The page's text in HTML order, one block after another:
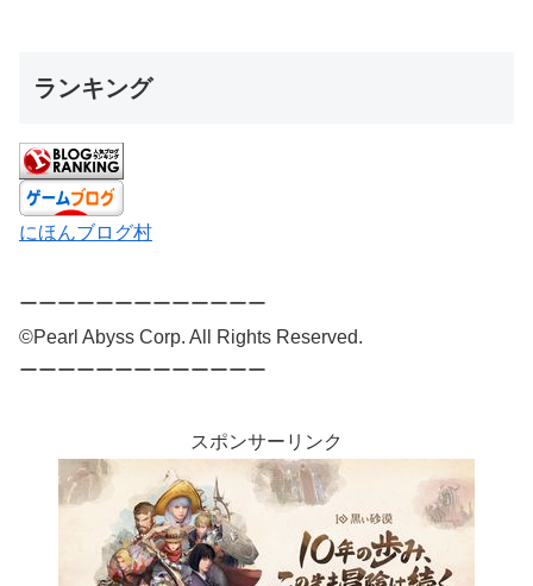
ランキング
にほんブログ村
ーーーーーーーーーーーーー
©Pearl Abyss Corp. All Rights Reserved.
ーーーーーーーーーーーーー
スポンサーリンク